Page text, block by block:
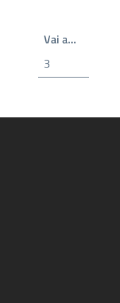
pagina
Vai a…